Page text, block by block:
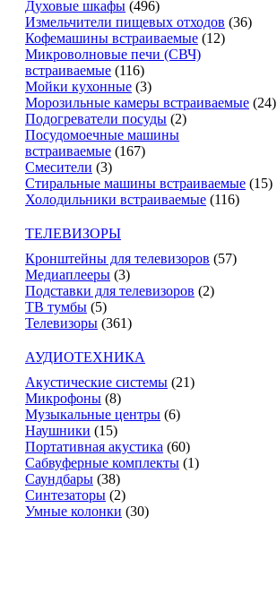
Духовые шкафы (496)
Измельчители пищевых отходов (36)
Кофемашины встраиваемые (12)
Микроволновые печи (СВЧ)
встраиваемые (116)
Мойки кухонные (3)
Морозильные камеры встраиваемые (24)
Подогреватели посуды (2)
Посудомоечные машины
встраиваемые (167)
Смесители (3)
Стиральные машины встраиваемые (15)
Холодильники встраиваемые (116)
ТЕЛЕВИЗОРЫ
Кронштейны для телевизоров (57)
Медиаплееры (3)
Подставки для телевизоров (2)
ТВ тумбы (5)
Телевизоры (361)
АУДИОТЕХНИКА
Акустические системы (21)
Микрофоны (8)
Музыкальные центры (6)
Наушники (15)
Портативная акустика (60)
Сабвуферные комплекты (1)
Саундбары (38)
Синтезаторы (2)
Умные колонки (30)